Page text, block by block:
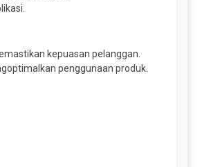
kepuasan pelanggan.
penggunaan produk.